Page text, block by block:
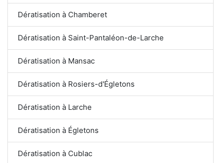
Dératisation à Chamberet
Dératisation à Saint-Pantaléon-de-Larche
Dératisation à Mansac
Dératisation à Rosiers-d'Égletons
Dératisation à Larche
Dératisation à Égletons
Dératisation à Cublac